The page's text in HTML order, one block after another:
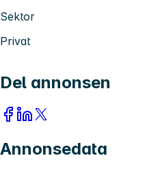
Sektor
Privat
Del annonsen
Annonsedata